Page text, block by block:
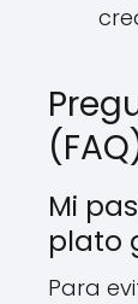
Mi
plato
Para